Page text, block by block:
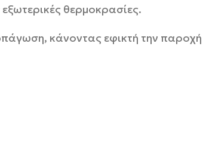
θερμοκρασίες.
κάνοντας εφικτή την παροχή